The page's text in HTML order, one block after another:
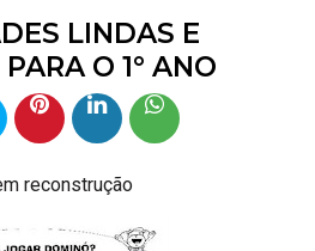
LINDAS E
O 1° ANO
reconstrução